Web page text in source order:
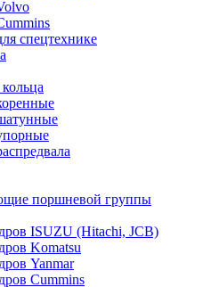
спецтехнике
поршневой группы
ISUZU (Hitachi, JCB)
Komatsu
Yanmar
Cummins